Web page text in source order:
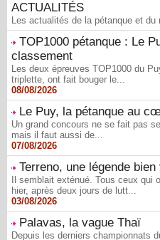
ACTUALITÉS
Les actualités de la pétanque et du
TOP1000 pétanque : Le
classement
Les deux épreuves TOP1000 du
triplette, ont fait bouger le...
08/08/2026
Le Puy, la pétanque au
Un grand concours ne se fait pas
mais il faut aussi de...
07/08/2026
Terreno, une légende
Il semblait exténué. Tous ceux qui
hier, après deux jours de lutt...
03/08/2026
Palavas, la vague Thaï
Depuis les derniers championnats